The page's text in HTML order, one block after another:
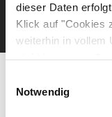
dieser Daten
Klick auf "Cookies
weiterhin in vollem
steht in unserer
gelistet.
Notwendig
Deutsch English